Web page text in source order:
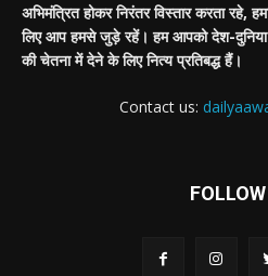
अभिमंत्रित होकर निरंतर विस्तार करता रहे,
लिए आप हमसे जुड़े रहें। हम आपको देश-दुनिया के
की चेतना में देने के लिए नित्य प्रतिबद्ध हैं।
Contact us: